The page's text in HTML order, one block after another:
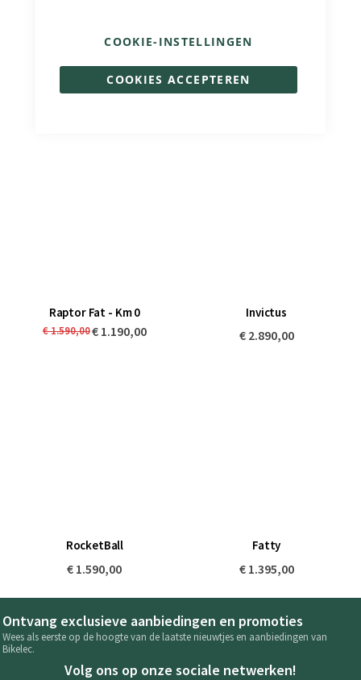
COOKIES ACCEPTEREN
COOKIE-INSTELLINGEN
Outlaw Eureka
Raptor Fat - Km 0
€ 1.590,00€ 1.190,00
Invictus
€ 2.890,00
RocketBall
€ 1.590,00
Fatty
€ 1.395,00
Ontvang exclusieve aanbiedingen en promoties
Wees als eerste op de hoogte van de laatste nieuwtjes en aanbiedingen van
Bikelec.
Volg ons op onze sociale netwerken!